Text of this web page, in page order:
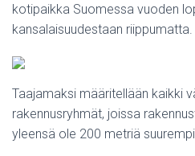
kotipaikka Suomessa vuoden
kansalaisuudestaan riippumatta.
Taajamaksi määritellään kaikki
rakennusryhmät, joissa
yleensä ole 200 metriä